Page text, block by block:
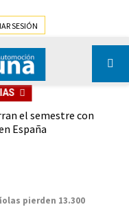
SESIÓN
el semestre con
España
pierden 13.300